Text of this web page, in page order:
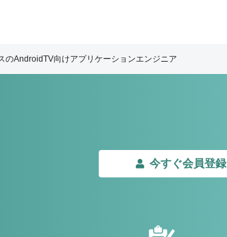
のAndroidTV向けアプリケーションエンジニア
今すぐ会員登録